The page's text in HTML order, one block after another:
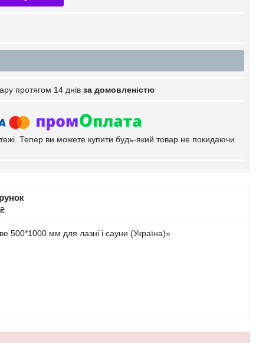
протягом 14 днів за домовленістю
Тепер ви можете купити будь-який товар не покидаючи
500*1000 мм для лазні і сауни (Україна)»